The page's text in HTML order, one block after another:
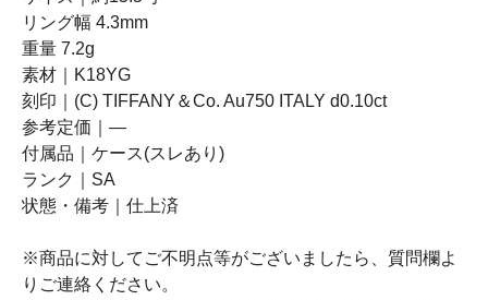
リング幅 4.3mm
重量 7.2g
素材｜K18YG
刻印｜(C) TIFFANY＆Co. Au750 ITALY d0.10ct
参考定価｜―
付属品｜ケース(スレあり)
ランク｜SA
状態・備考｜仕上済
※商品に対してご不明点等がございましたら、質問欄よ
りご連絡ください。